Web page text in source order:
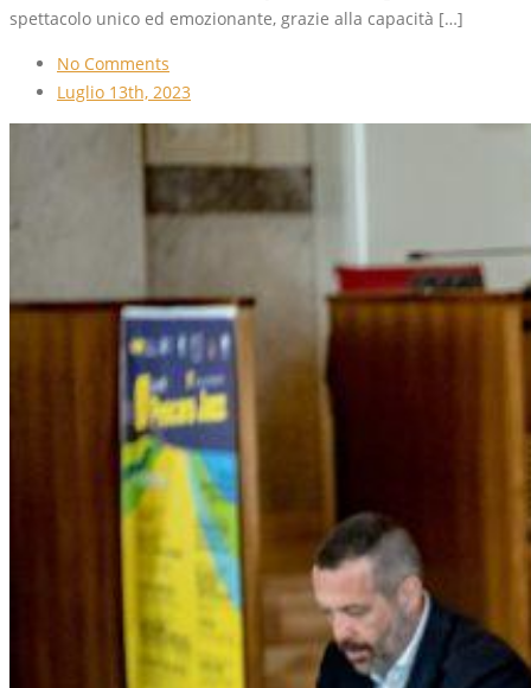
spettacolo unico ed emozionante, grazie alla capacità […]
No Comments
Luglio 13th, 2023